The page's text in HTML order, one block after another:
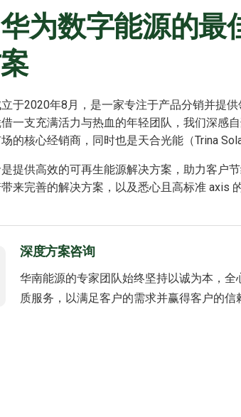
为数字能源的最
于2020年8月，是一家专注于产品分销并提
一支充满活力与热血的年轻团队，我们深感
的核心经销商，同时也是天合光能（Trina
提供高效的可再生能源解决方案，助力客户
来完善的解决方案，以及悉心且高标准 axis
深度方案咨询
华南能源的专家团队始终坚持以诚为本，全
质服务，以满足客户的需求并赢得客户的信